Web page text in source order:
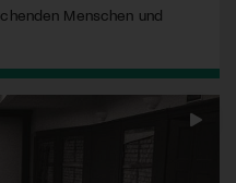
Menschen und